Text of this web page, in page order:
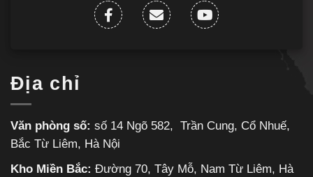
Địa chỉ
Văn phòng số: số 14 Ngõ 582, Trần Cung, Cổ Nhuế,
Bắc Từ Liêm, Hà Nội
Kho Miền Bắc: Đường 70, Tây Mỗ, Nam Từ Liêm, Hà